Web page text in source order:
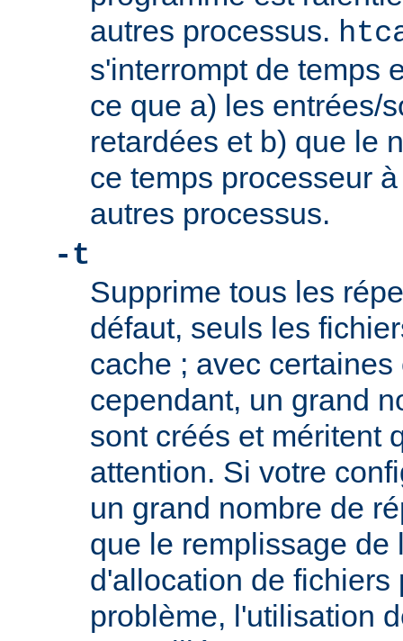
autres processus.
s'interrompt de temps
ce que a) les entrées/
retardées et b) que le
ce temps processeur
autres processus.
-t
Supprime tous les
défaut, seuls les
cache ; avec
cependant, un grand
sont créés et méritent
attention. Si votre
un grand nombre de
que le remplissage de
d'allocation de fichiers
problème, l'utilisation